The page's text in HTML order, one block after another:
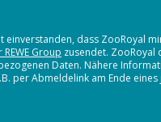
dass ZooRoyal
Group zusendet.
Daten. Nähere
per Abmeldelink am Ende